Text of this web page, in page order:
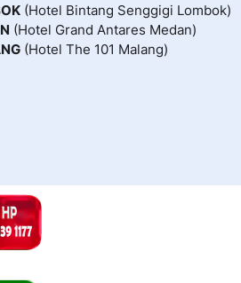
(Hotel Bintang Senggigi Lombok)
(Hotel Grand Antares Medan)
(Hotel The 101 Malang)